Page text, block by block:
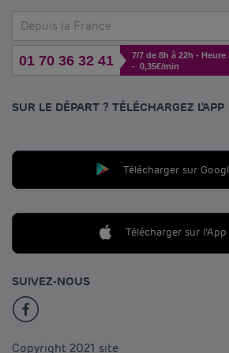
Depuis la France
01 70 36 32 41
7/7 de 8h à 22h - Heure
- 0,35€/min
SUR LE DÉPART ? TÉLÉCHARGEZ L'APP
Télécharger sur
Télécharger sur
SUIVEZ-NOUS
Copyright 2021 site